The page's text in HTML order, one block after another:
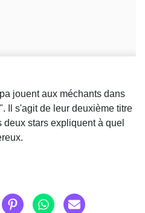
jouent aux méchants dans
Il s'agit de leur deuxième titre
stars expliquent à quel